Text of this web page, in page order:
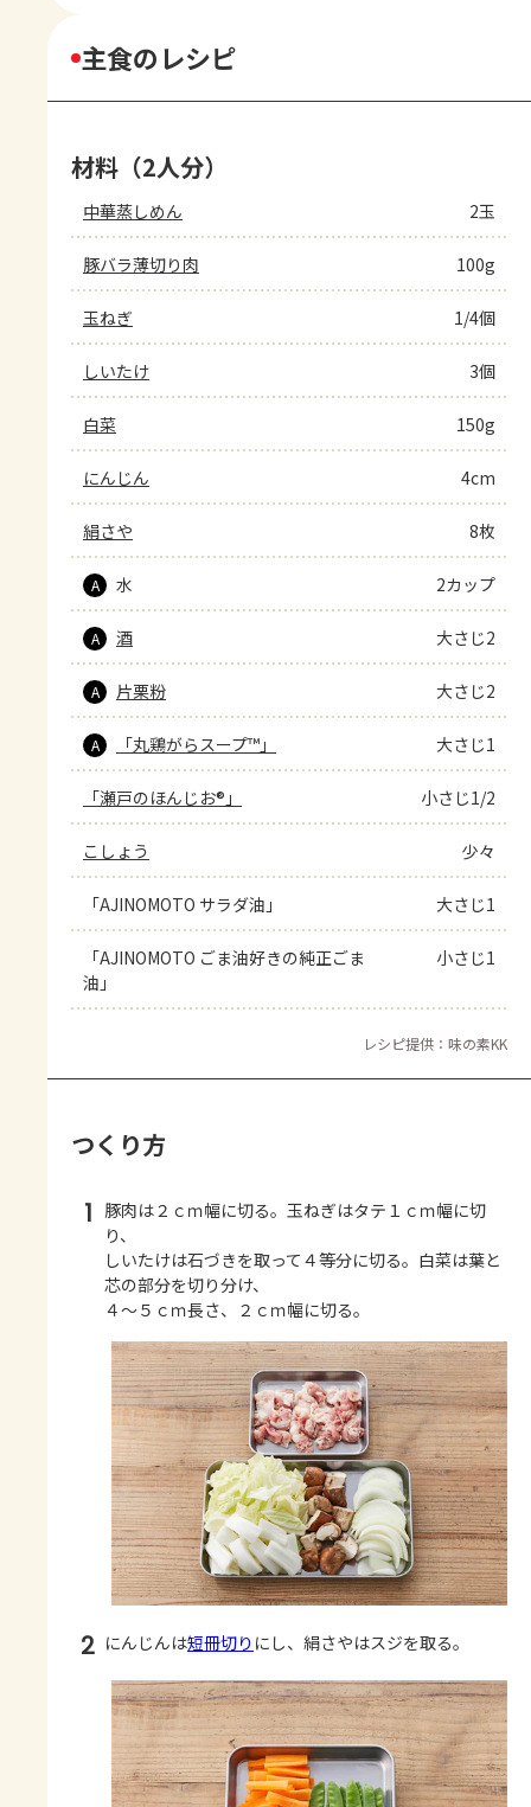
主食のレシピ
材料（2人分）
中華蒸しめん 2玉
豚バラ薄切り肉 100g
玉ねぎ 1/4個
しいたけ 3個
白菜 150g
にんじん 4cm
絹さや 8枚
A 水 2カップ
A 酒 大さじ2
A 片栗粉 大さじ2
A 「丸鶏がらスープ™」 大さじ1
「瀬戸のほんじお®」 小さじ1/2
こしょう 少々
「AJINOMOTO サラダ油」 大さじ1
「AJINOMOTO ごま油好きの純正ごま
油」
小さじ1
レシピ提供：味の素KK
つくり方
1 豚肉は２ｃｍ幅に切る。玉ねぎはタテ１ｃｍ幅に切
り、
しいたけは石づきを取って４等分に切る。白菜は葉と
芯の部分を切り分け、
４～５ｃｍ長さ、２ｃｍ幅に切る。
2 にんじんは短冊切り にし、絹さやはスジを取る。